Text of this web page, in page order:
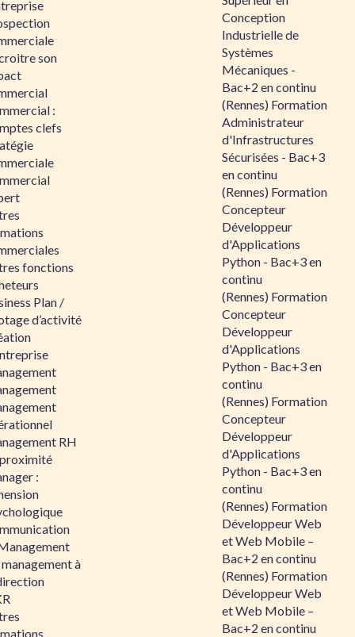
son
:
clefs
fonctions
Plan /
d’activité
RH
:
à
Conception
Industrielle de
Systèmes
Mécaniques -
Bac+2 en continu
(Rennes) Formation
Administrateur
d'Infrastructures
Sécurisées - Bac+3
en continu
(Rennes) Formation
Concepteur
Développeur
d'Applications
Python - Bac+3 en
continu
(Rennes) Formation
Concepteur
Développeur
d'Applications
Python - Bac+3 en
continu
(Rennes) Formation
Concepteur
Développeur
d'Applications
Python - Bac+3 en
continu
(Rennes) Formation
Développeur Web
et Web Mobile –
Bac+2 en continu
(Rennes) Formation
Développeur Web
et Web Mobile –
Bac+2 en continu